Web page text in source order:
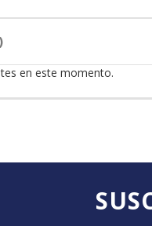
en este momento.